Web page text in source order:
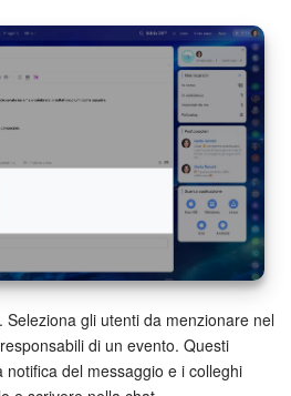
. Seleziona gli utenti da menzionare nel
di un evento. Questi
del messaggio e i colleghi